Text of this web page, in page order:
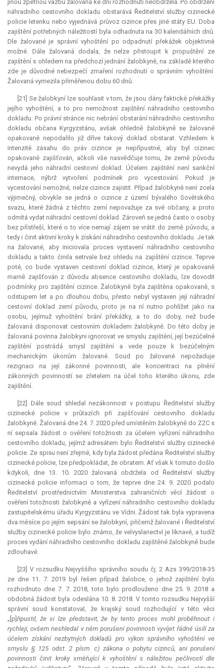
jinou zpětnou vazbu žalovaná ke dni rozhodnutí neobdržela. Po obdržení
náhradního cestovního dokladu obstarává Ředitelství služby cizinecké
policie letenku nebo vyjednává průvoz cizince přes jiné státy EU. Doba
zajištění potřebných náležitostí byla odhadnuta na 30 kalendářních dnů.
Dle žalované je správní vyhoštění po odpadnutí překážek objektivně
možné. Dále žalovaná dodala, že nelze přistoupit k propuštění ze
zajištění s ohledem na předchozí jednání žalobkyně, na základě kterého
zde je důvodné nebezpečí zmaření rozhodnutí o správním vyhoštění.
Žalovaná vymezila přiměřenou dobu 60 dnů.
[21] Se žalobkyní lze souhlasit v tom, že jsou dány faktické překážky
jejího vyhoštění, a to pro nemožnost zajištění náhradního cestovního
dokladu. Po právní stránce nic nebrání obstarání náhradního cestovního
dokladu občana Kyrgyzstánu, avšak ohledně žalobkyně se žalované
opakovaně nepodařilo již dříve takový doklad obstarat. Vzhledem k
intenzitě zásahu do práv cizince je nepřípustné, aby byl cizinec
opakovaně zajišťován, ačkoli vše nasvědčuje tomu, že země původu
nevydá jeho náhradní cestovní doklad. Účelem zajištění není sankční
internace, nýbrž vytvoření podmínek pro vycestování. Pokud je
vycestování nemožné, nelze cizince zajistit. Případ žalobkyně není zcela
výjimečný, obvykle se jedná o cizince z území bývalého Sovětského
svazu, které žádná z těchto zemí nepovažuje za své občany, a proto
odmítá vydat náhradní cestovní doklad. Zároveň se jedná často o osoby
bez přístřeší, které o to více nemají zájem se vrátit do země původu, a
tedy i činit aktivní kroky k získání náhradního cestovního dokladu. Je tak
na žalované, aby iniciovala proces vystavení náhradního cestovního
dokladu a takto činila setrvale bez ohledu na zajištění cizince. Teprve
poté, co bude vystaven cestovní doklad cizince, který je opakovaně
marně zajišťován z důvodu absence cestovního dokladu, lze dovodit
podmínky pro zajištění cizince. Žalobkyně byla zajištěna opakovaně, s
odstupem let a po dlouhou dobu, přesto nebyl vystaven její náhradní
cestovní doklad zemí původu, proto je na ní nutno pohlížet jako na
osobu, jejímuž vyhoštění brání překážky, a to do doby, než bude
žalovaná disponovat cestovním dokladem žalobkyně. Do této doby je
žalovaná povinna žalobkyni ignorovat ve smyslu zajištění, její bezúčelné
zajištění postrádá smysl zajištění a vede pouze k bezúčelným
mechanickým úkonům žalované. Soud po žalované nepožaduje
rezignaci na její zákonné povinnosti, ale koncentraci na plnění
zákonných povinností se zřetelem na účel toho kterého úkonu, zde
zajištění.
[22] Dále soud shledal nezákonnost v postupu Ředitelství služby
cizinecké policie v průtazích při zajišťování cestovního dokladu
žalobkyně. Žalovaná dne 24. 7. 2020 před umístěním žalobkyně do ZZC s
ní sepsala žádost o ověření totožnosti za účelem vyřízení náhradního
cestovního dokladu, jejímž adresátem bylo Ředitelství služby cizinecké
policie. Ze spisu není zřejmé, kdy byla žádost předána Ředitelství služby
cizinecké policie, lze předpokládat, že obratem. Ať však k tomuto došlo
kdykoli, dne 13. 10. 2020 žalovaná obdržela od Ředitelství služby
cizinecké policie informaci o tom, že teprve dne 24. 9. 2020 podalo
Ředitelství prostřednictvím Ministerstva zahraničních věcí žádost o
ověření totožnosti žalobkyně a vyřízení náhradního cestovního dokladu
zastupitelskému úřadu Kyrgyzstánu ve Vídni. Žádost tak byla vypravena
dva měsíce po jejím sepsání se žalobkyní, přičemž žalované i Ředitelství
služby cizinecké policie bylo známo, že velvyslanectví je liknavé, a tudíž
proces vydání náhradního cestovního dokladu zajištěné žalobkyně bude
zdlouhavé.
[23] V rozsudku Nejvyššího správního soudu čj. 2 Azs 399/2018-35
ze dne 11. 7. 2019 byl řešen případ žalobce, o jehož zajištění bylo
rozhodnuto dne 7. 7. 2018, toto bylo prodlouženo dne 25. 9. 2018 a
obdobná žádost byla odeslána 10. 8. 2018. V tomto rozsudku Nejvyšší
správní soud konstatoval, že krajský soud rozhodující v této věci
„[p] řipustil, že si lze představit, že by tento proces mohl proběhnout i
rychleji, ovšem neshledal v něm porušení povinnosti vyvíjet řádné úsilí za
účelem získání nezbytných dokladů pro výkon správního vyhoštění ve
smyslu § 125 odst. 2 písm. c) zákona o pobytu cizinců, ani porušení
povinnosti činit kroky směřující k vyhoštění s náležitou pečlivostí dle